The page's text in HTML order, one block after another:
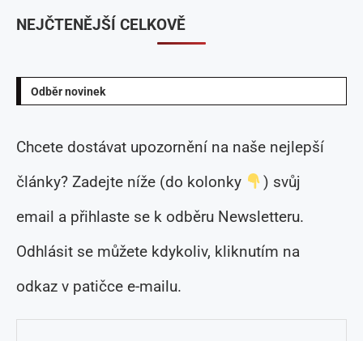
Odběr novinek
Chcete dostávat upozornění na naše nejlepší
články? Zadejte níže (do kolonky
) svůj
email a přihlaste se k odběru Newsletteru.
Odhlásit se můžete kdykoliv, kliknutím na
odkaz v patičce e-mailu.
NEJČTENĚJŠÍ CELKOVĚ